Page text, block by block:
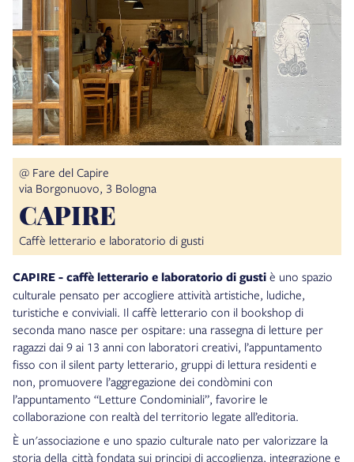
@ Fare del Capire
via Borgonuovo, 3 Bologna
CAPIRE
Caffè letterario e laboratorio di gusti
CAPIRE - caffè letterario e laboratorio di gusti è uno spazio
culturale pensato per accogliere attività artistiche, ludiche,
turistiche e conviviali. Il caffè letterario con il bookshop di
seconda mano nasce per ospitare: una rassegna di letture per
ragazzi dai 9 ai 13 anni con laboratori creativi, l’appuntamento
fisso con il silent party letterario, gruppi di lettura residenti e
non, promuovere l’aggregazione dei condòmini con
l’appuntamento “Letture Condominiali”, favorire le
collaborazione con realtà del territorio legate all’editoria.
È un'associazione e uno spazio culturale nato per valorizzare la
storia della città fondata sui principi di accoglienza, integrazione e